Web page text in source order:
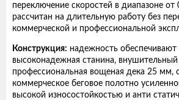
переключение скоростей в диапазоне
рассчитан на длительную работу без
коммерческой и профессиональной
Конструкция: надежность обеспечивают
высоконадежная станина, внушительный
профессиональная вощеная дека 25 мм,
коммерческое беговое полотно
высокой износостойкостью и анти